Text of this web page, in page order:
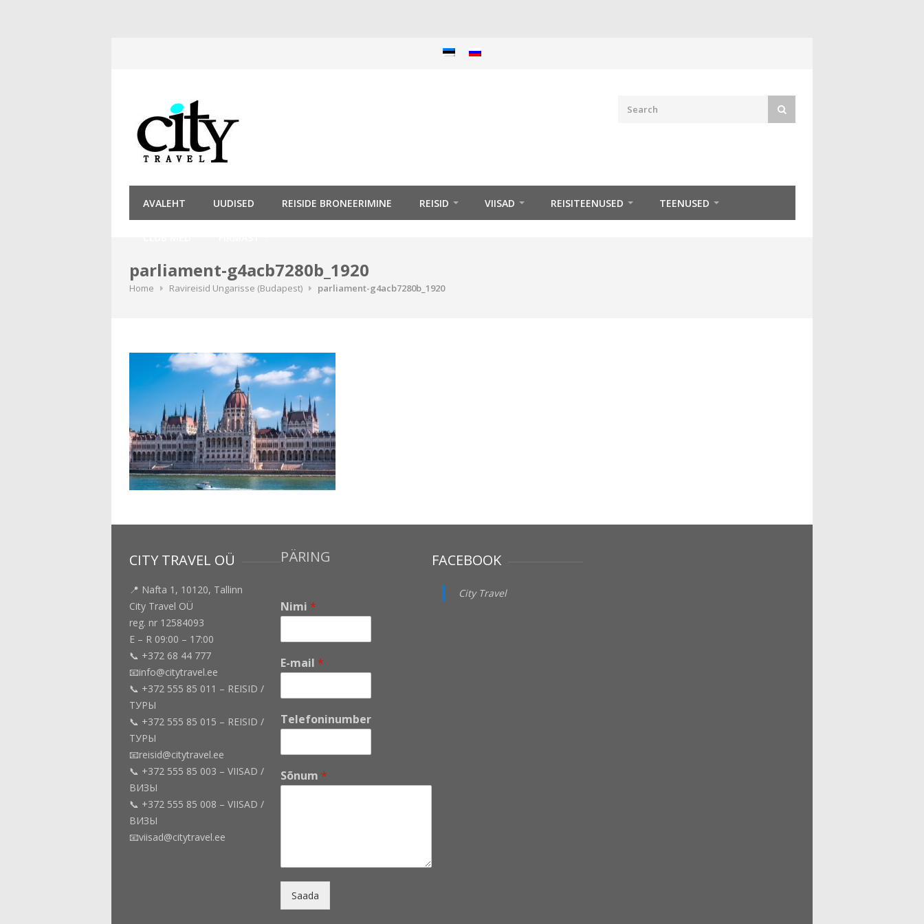
AVALEHT UUDISED REISIDE BRONEERIMINE REISID VIISAD REISITEENUSED TEENUSED
parliament-g4acb7280b_1920
Home Ravireisid Ungarisse (Budapest) parliament-g4acb7280b_1920
CITY TRAVEL OÜ
📍 Nafta 1, 10120, Tallinn
City Travel OÜ
reg. nr 12584093
E – R 09:00 – 17:00
📞 +372 68 44 777
📧info@citytravel.ee
📞 +372 555 85 011 – REISID /
ТУРЫ
📞 +372 555 85 015 – REISID /
ТУРЫ
📧reisid@citytravel.ee
📞 +372 555 85 003 – VIISAD /
ВИЗЫ
📞 +372 555 85 008 – VIISAD /
ВИЗЫ
📧viisad@citytravel.ee
PÄRING
Nimi *
E-mail *
Telefoninumber
E
-
-
m
i
Sõnum *
Saada
FACEBOOK
City Travel